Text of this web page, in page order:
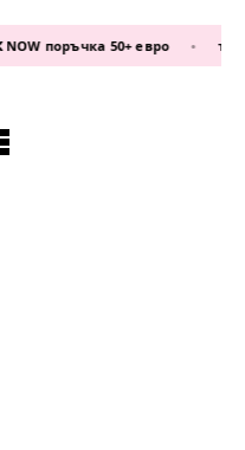
поръчка 50+ евро